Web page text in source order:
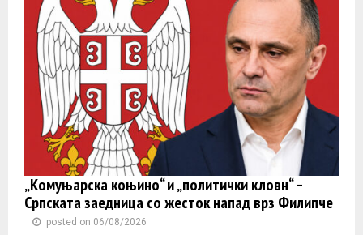
„Комуњарска коњино“ и „политички кловн“ –
Српската заедница со жесток напад врз Филипче
posted on 06/08/2026